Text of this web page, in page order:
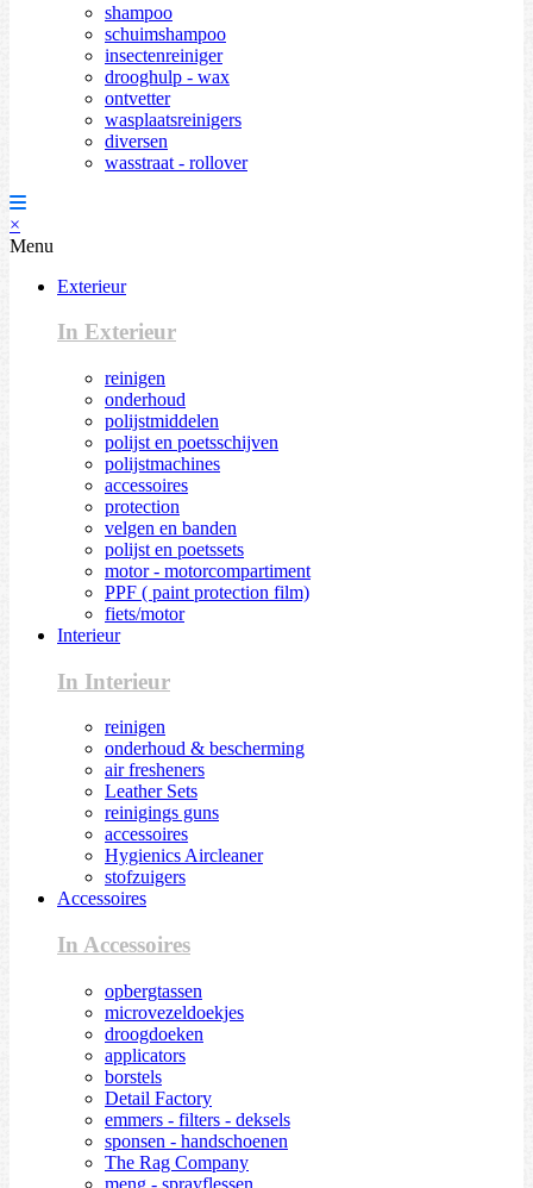
shampoo
schuimshampoo
insectenreiniger
drooghulp - wax
ontvetter
wasplaatsreinigers
diversen
wasstraat - rollover
×
Menu
Exterieur
In Exterieur
reinigen
onderhoud
polijstmiddelen
polijst en poetsschijven
polijstmachines
accessoires
protection
velgen en banden
polijst en poetssets
motor - motorcompartiment
PPF ( paint protection film)
fiets/motor
Interieur
In Interieur
reinigen
onderhoud & bescherming
air fresheners
Leather Sets
reinigings guns
accessoires
Hygienics Aircleaner
stofzuigers
Accessoires
In Accessoires
opbergtassen
microvezeldoekjes
droogdoeken
applicators
borstels
Detail Factory
emmers - filters - deksels
sponsen - handschoenen
The Rag Company
meng - sprayflessen